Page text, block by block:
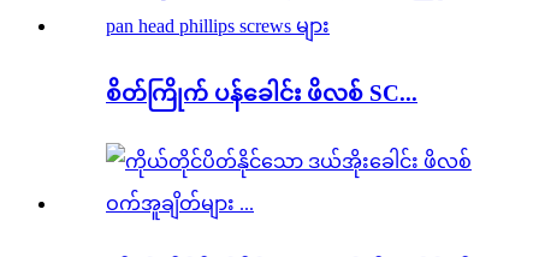
စိတ်ကြိုက် ပန်ခေါင်း ဖိလစ် SC...